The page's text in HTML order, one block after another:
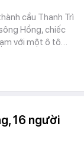
cầu Thanh Trì
Hồng, chiếc
với một ô tô…
16 người